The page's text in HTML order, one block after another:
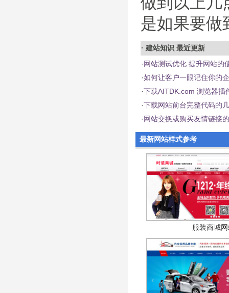
是如果要做
· 建站知识 最近更新
·网站测试优化 提升网站的
·如何让客户一眼记住你的
·下载AITDK.com 浏览器插
·下载网站前台完整代码的
·网站交换或购买友情链接
最新网站样式参考
服装商城